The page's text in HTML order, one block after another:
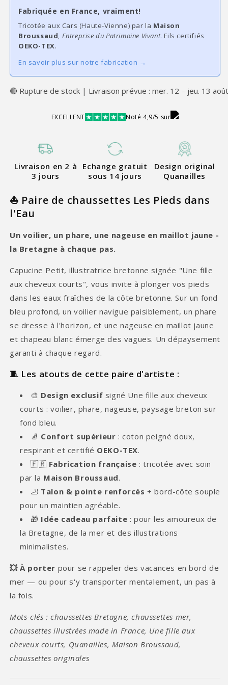
Fabriquée en France, vraiment!
Tricotée aux Cars (Haute-Vienne) par la Maison
Broussaud Entreprise du Patrimoine Vivant. Fils certifiés
OEKO-TEX.
En savoir plus sur notre fabrication →
🔴 Rupture de stock | Livraison prévue : mer. 12 – jeu. 13 août
EXCELLENT Noté 4,9/5 sur
Livraison en 2 à
3 jours
Echange gratuit
sous 14 jours
Design original
Quanailles
⛵ Paire de chaussettes Les Pieds dans
l'Eau
Un voilier, un phare, une nageuse en maillot jaune -
la Bretagne à chaque pas.
Capucine Petit, illustratrice bretonne signée "Une fille
aux cheveux courts", vous invite à plonger vos pieds
dans les eaux fraîches de la côte bretonne. Sur un fond
bleu profond, un voilier navigue paisiblement, un phare
se dresse à l'horizon, et une nageuse en maillot jaune
et chapeau blanc émerge des vagues. Un dépaysement
garanti à chaque regard.
🧵 Les atouts de cette paire d'artiste :
🎨 Design exclusif signé Une fille aux cheveux
courts : voilier, phare, nageuse, paysage breton sur
fond bleu.
🧦 Confort supérieur : coton peigné doux,
respirant et certifié OEKO-TEX.
🇫🇷 Fabrication française : tricotée avec soin
par la Maison Broussaud.
🦶 Talon & pointe renforcés + bord-côte souple
pour un maintien agréable.
🎁 Idée cadeau parfaite : pour les amoureux de
la Bretagne, de la mer et des illustrations
minimalistes.
💥 À porter pour se rappeler des vacances en bord de
mer — ou pour s'y transporter mentalement, un pas à
la fois.
Mots-clés : chaussettes Bretagne, chaussettes mer,
chaussettes illustrées made in France, Une fille aux
cheveux courts, Quanailles, Maison Broussaud,
chaussettes originales